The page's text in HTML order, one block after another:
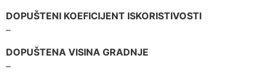
DOPUŠTENI KOEFICIJENT ISKORISTIVOSTI
–
DOPUŠTENA VISINA GRADNJE
–